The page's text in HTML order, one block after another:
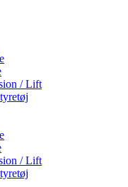
/ Lift
/ Lift